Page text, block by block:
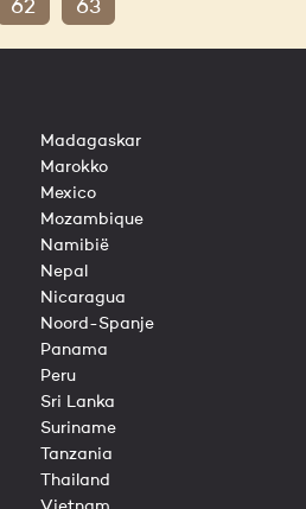
62 63
Madagaskar
Marokko
Mexico
Mozambique
Namibië
Nepal
Nicaragua
Noord-Spanje
Panama
Peru
Sri Lanka
Suriname
Tanzania
Thailand